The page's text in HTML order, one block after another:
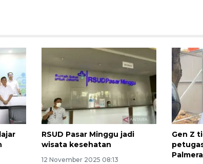
RSUD Pasar Minggu jadi
wisata kesehatan
12 November 2025 08:13
Gen Z
jalanan
2026-08-05 18:00:00